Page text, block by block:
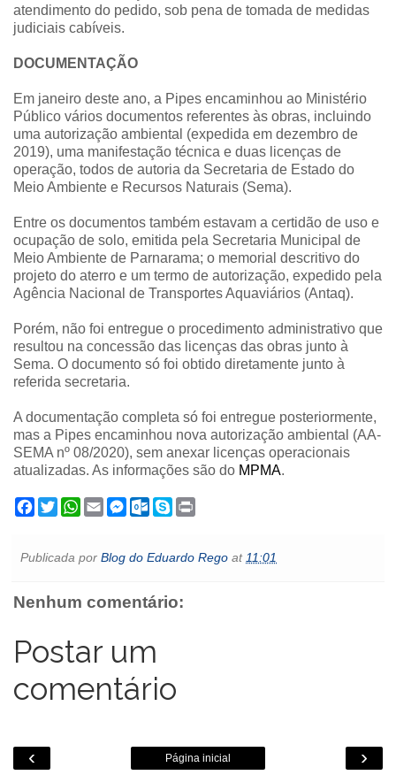
atendimento do pedido, sob pena de tomada de medidas
judiciais cabíveis.
DOCUMENTAÇÃO
Em janeiro deste ano, a Pipes encaminhou ao Ministério
Público vários documentos referentes às obras, incluindo
uma autorização ambiental (expedida em dezembro de
2019), uma manifestação técnica e duas licenças de
operação, todos de autoria da Secretaria de Estado do
Meio Ambiente e Recursos Naturais (Sema).
Entre os documentos também estavam a certidão de uso e
ocupação de solo, emitida pela Secretaria Municipal de
Meio Ambiente de Parnarama; o memorial descritivo do
projeto do aterro e um termo de autorização, expedido pela
Agência Nacional de Transportes Aquaviários (Antaq).
Porém, não foi entregue o procedimento administrativo que
resultou na concessão das licenças das obras junto à
Sema. O documento só foi obtido diretamente junto à
referida secretaria.
A documentação completa só foi entregue posteriormente,
mas a Pipes encaminhou nova autorização ambiental (AA-
SEMA nº 08/2020), sem anexar licenças operacionais
atualizadas. As informações são do MPMA.
F
a
b
k
T
w
t
W
h
s
p
E
m
l
M
e
e
e
O
u
o
.
m
S
k
e
t
Publicada por Blog do Eduardo Rego at11:01
Nenhum comentário:
Postar um
comentário
‹ ›
Página inicial